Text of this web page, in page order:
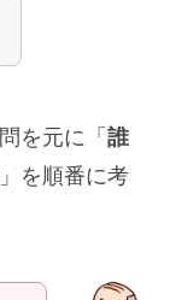
を元に「 誰
を順番に考